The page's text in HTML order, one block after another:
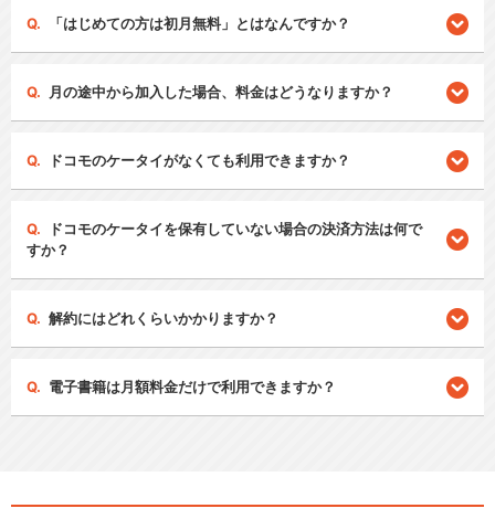
「はじめての方は初月無料」とはなんですか？
月の途中から加入した場合、料金はどうなりますか？
ドコモのケータイがなくても利用できますか？
ドコモのケータイを保有していない場合の決済方法は何で
すか？
解約にはどれくらいかかりますか？
電子書籍は月額料金だけで利用できますか？